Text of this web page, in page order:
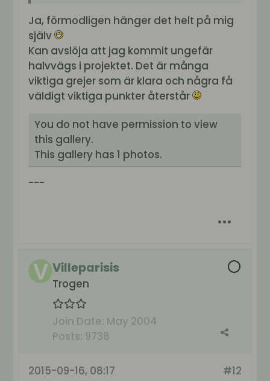
​Ja, förmodligen hänger det helt på mig
själv
Kan avslöja att jag kommit ungefär
halvvägs i projektet. Det är många
viktiga grejer som är klara och några få
väldigt viktiga punkter återstår
You do not have permission to view
this gallery.
This gallery has 1 photos.
---
Villeparisis
Trogen
Join Date: May 2004
Posts: 9738
#12
2015-09-16, 08:17